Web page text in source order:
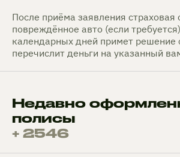
После приёма заявления страховая
повреждённое авто (если
календарных дней примет решение
перечислит деньги на указанный
Недавно
полисы
+ 2546